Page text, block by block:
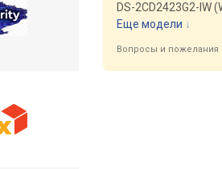
DS-2CD2423G2-IW
Еще модели ↓
Вопросы и